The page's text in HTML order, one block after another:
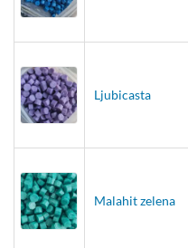
Ljubicasta
Malahit zelena